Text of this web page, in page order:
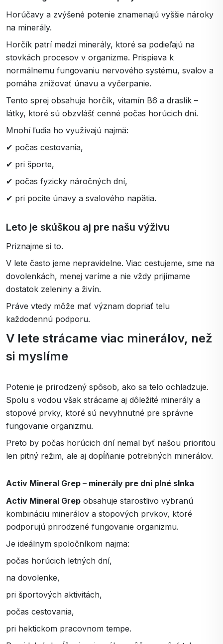
Horúčavy a zvýšené potenie znamenajú vyššie nároky
na minerály.
Horčík patrí medzi minerály, ktoré sa podieľajú na
stovkách procesov v organizme. Prispieva k
normálnemu fungovaniu nervového systému, svalov a
pomáha znižovať únavu a vyčerpanie.
Tento sprej obsahuje horčík, vitamín B6 a draslík –
látky, ktoré sú obzvlášť cenné počas horúcich dní.
Mnohí ľudia ho využívajú najmä:
✔ počas cestovania,
✔ pri športe,
✔ počas fyzicky náročných dní,
✔ pri pocite únavy a svalového napätia.
Leto je skúškou aj pre našu výživu
Priznajme si to.
V lete často jeme nepravidelne. Viac cestujeme, sme na
dovolenkách, menej varíme a nie vždy prijímame
dostatok zeleniny a živín.
Práve vtedy môže mať význam dopriať telu
každodennú podporu.
V lete strácame viac minerálov, než
si myslíme
Potenie je prirodzený spôsob, ako sa telo ochladzuje.
Spolu s vodou však strácame aj dôležité minerály a
stopové prvky, ktoré sú nevyhnutné pre správne
fungovanie organizmu.
Preto by počas horúcich dní nemal byť našou prioritou
len pitný režim, ale aj dopĺňanie potrebných minerálov.
Activ Mineral Grep – minerály pre dni plné slnka
Activ Mineral Grep obsahuje starostlivo vybranú
kombináciu minerálov a stopových prvkov, ktoré
podporujú prirodzené fungovanie organizmu.
Je ideálnym spoločníkom najmä:
počas horúcich letných dní,
na dovolenke,
pri športových aktivitách,
počas cestovania,
pri hektickom pracovnom tempe.